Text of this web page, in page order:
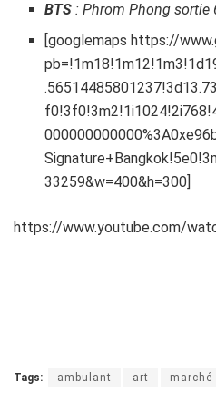
BTS : Phrom Phong sortie
[googlemaps https://
33259&w=400&h=300]
https://www.youtube.com/
Tags: ambulant art marché